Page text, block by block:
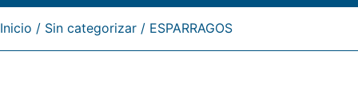
Inicio / Sin categorizar / ESPARRAGOS